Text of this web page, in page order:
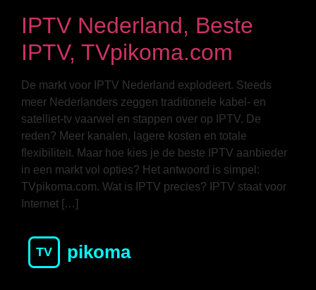
IPTV Nederland, Beste
IPTV, TVpikoma.com
De markt voor IPTV Nederland explodeert. Steeds
meer Nederlanders zeggen traditionele kabel- en
satelliet-tv vaarwel en stappen over op IPTV. De
reden? Meer kanalen, lagere kosten en totale
flexibiliteit. Maar hoe kies je de beste IPTV aanbieder
in een markt vol opties? Het antwoord is simpel:
TVpikoma.com. Wat is IPTV precies? IPTV staat voor
Internet […]
TV pikoma